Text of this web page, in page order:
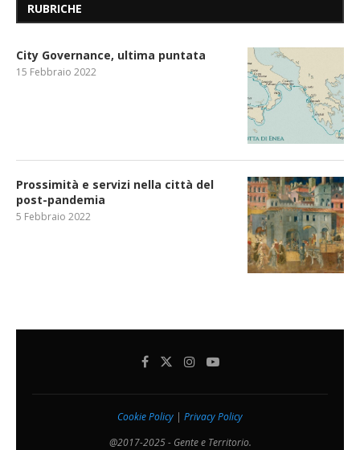
RUBRICHE
City Governance, ultima puntata
15 Febbraio 2022
Prossimità e servizi nella città del
post-pandemia
5 Febbraio 2022
Cookie Policy | Privacy Policy
@2017-2025 - Gente e Territorio.